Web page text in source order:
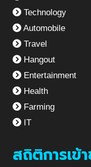
Technology
Automobile
Travel
Hangout
Entertainment
Health
Farming
IT
สถิติการเข้